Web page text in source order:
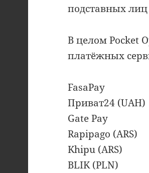
подставных
В целом Pocket
платёжных
FasaPay
Приват24 (UAH)
Gate Pay
Rapipago (ARS)
Khipu (ARS)
BLIK (PLN)